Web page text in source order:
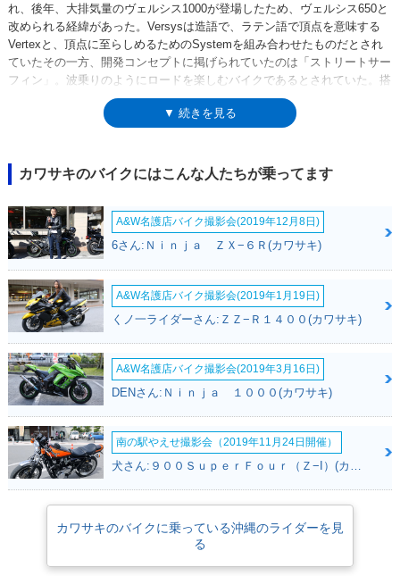
れ、後年、大排気量のヴェルシス1000が登場したため、ヴェルシス650と
改められる経緯があった。Versysは造語で、ラテン語で頂点を意味する
Vertexと、頂点に至らしめるためのSystemを組み合わせたものだとされ
ていたその一方、開発コンセプトに掲げられていたのは「ストリートサー
フィン」。波乗りのようにロードを楽しむバイクであるとされていた。搭
載されたのは、649ccの水冷並列2気筒エンジンで、これは2006年に登場
していたER-6n（ネイキッド）とER-6f・ニンジャ650R（フルカウルスポ
デルのため、日本国内での販売は、ブライトコーポレーション経由で行わ
れ、2018年4月までに2回のモデルチェンジが行われた。カワサキのマー
ケットコードで区分すると、2007年に登場した初期モデルが
KLE650A/B、2010年からの2代目がKLE650C/D、2015年からの3代目が
KLE650E/Fとなり、BとDとFは、AとCとEに対するABS搭載モデルとい
う位置付けになった。なお、ブライトコーポレーションによる日本での販
られた。2022年モデルでは、上位機種のヴェルシス1000とよく似た（同
時代のニンジャシリーズと似た）フロントマスクを持つ新スタイルに変更
され、トラクションコントロールやカラー液晶のメーターなどを装備し
た。このモデルのあと、初めての日本国内正式導入が「2022年初夏」と
発表されたが、新型コロナウイルスの蔓延による混乱などもあって延期さ
れた。それから約1年が過ぎた2023年10月、同年11月からの発売が発表さ
れた。
▼ 続きを見る
カワサキのバイクにはこんな人たちが乗ってます
A&W名護店バイク撮影会(2019年12月8日)
6さん:Ｎｉｎｊａ ＺＸ−６Ｒ(カワサキ)
A&W名護店バイク撮影会(2019年1月19日)
くノ一ライダーさん:ＺＺ−Ｒ１４００(カワサキ)
A&W名護店バイク撮影会(2019年3月16日)
DENさん:Ｎｉｎｊａ １０００(カワサキ)
南の駅やえせ撮影会（2019年11月24日開催）
カワサキのバイクに乗っている沖縄のライダーを見
る